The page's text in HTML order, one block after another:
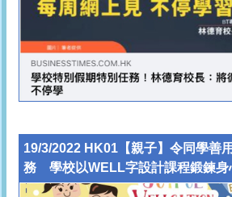
19/3/2022 HK01【親子】令同學善
務 學校以WELL字設計課程鍛鍊身